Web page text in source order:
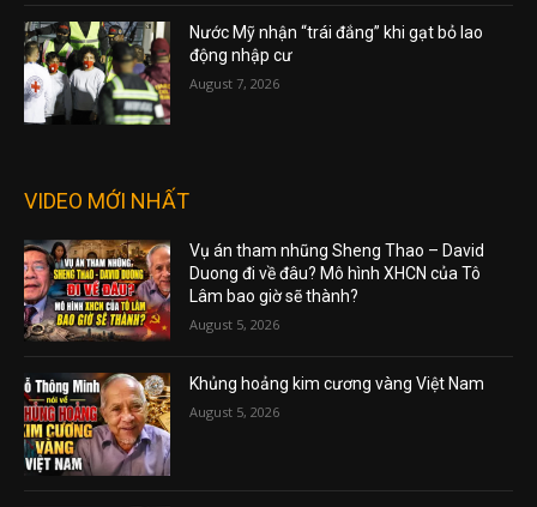
Nước Mỹ nhận “trái đắng” khi gạt bỏ lao
động nhập cư
August 7, 2026
VIDEO MỚI NHẤT
Vụ án tham nhũng Sheng Thao – David
Duong đi về đâu? Mô hình XHCN của Tô
Lâm bao giờ sẽ thành?
August 5, 2026
Khủng hoảng kim cương vàng Việt Nam
August 5, 2026